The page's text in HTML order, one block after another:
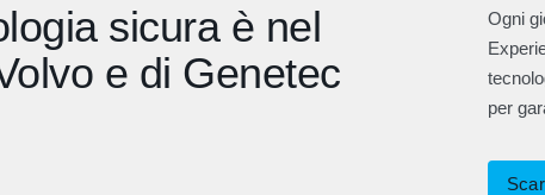
sicura è nel
e di Genetec
Ogni
per